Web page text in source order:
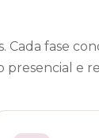
Cada fase
presencial e